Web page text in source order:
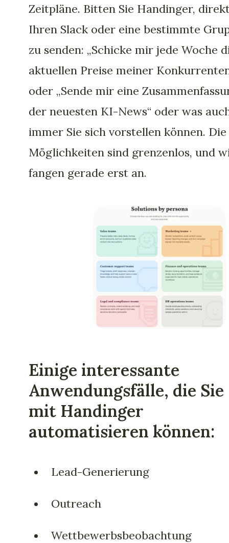
Zeitpläne. Bitten Sie Handinger,
Ihren Slack oder eine bestimmte
zu senden: „Schicke mir jede Woche
aktuellen Preise meiner
oder „Sende mir eine
der neuesten KI-News“ oder was
immer Sie sich vorstellen können. Die
Möglichkeiten sind grenzenlos, und
fangen gerade erst an.
Einige interessante
Anwendungsfälle, die Sie
mit Handinger
automatisieren können:
Lead-Generierung
Outreach
Wettbewerbsbeobachtung